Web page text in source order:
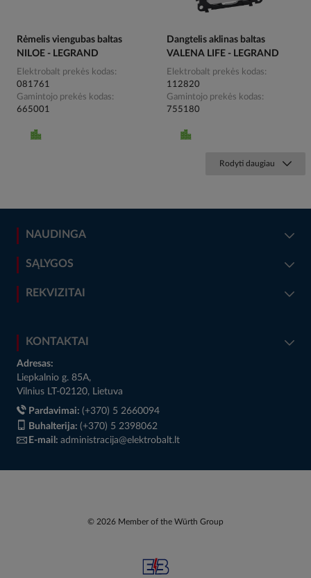
Rėmelis viengubas baltas
NILOE - LEGRAND
Elektrobalt prekės kodas
081761
Gamintojo prekės kodas
665001
Dangtelis aklinas baltas
VALENA LIFE - LEGRAND
Elektrobalt prekės kodas
112820
Gamintojo prekės kodas
755180
Rodyti daugiau
NAUDINGA
SĄLYGOS
REKVIZITAI
KONTAKTAI
Adresas:
Liepkalnio g. 85A,
Vilnius LT-02120, Lietuva
Pardavimai: (+370) 5 2660094
Buhalterija: (+370) 5 2398062
E-mail: administracija@elektrobalt.lt
© 2026 Member of the Würth Group